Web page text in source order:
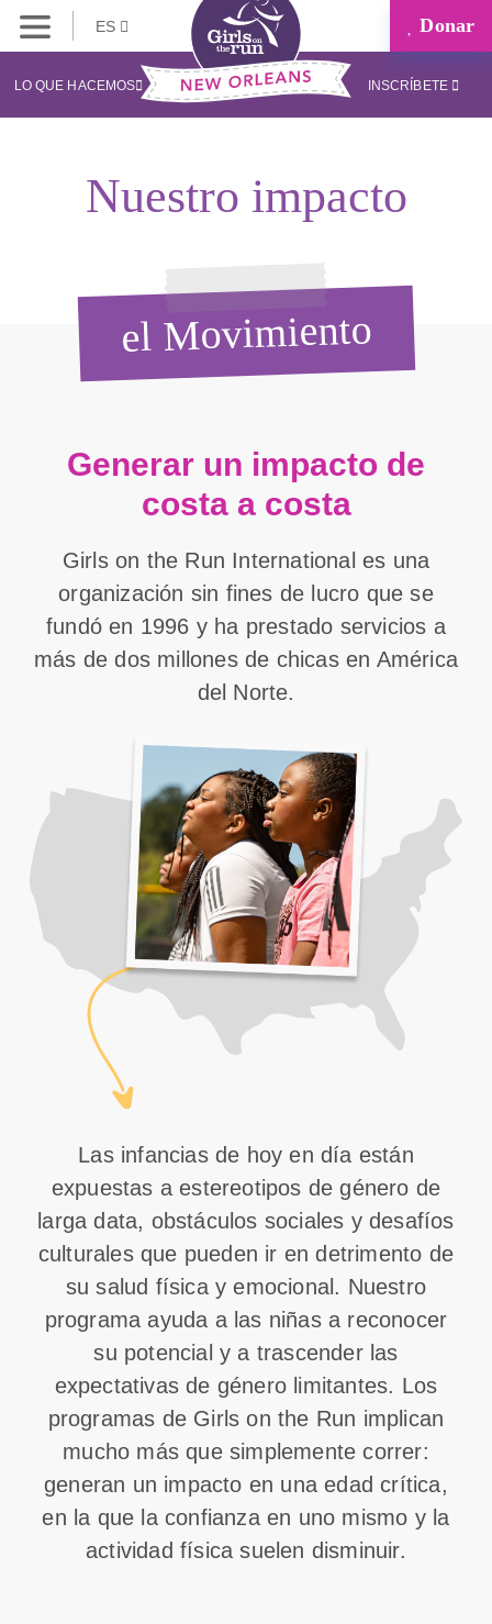
ES Donar
LO QUE HACEMOS INSCRÍBETE
Nuestro impacto
el Movimiento
Generar un impacto de
costa a costa
Girls on the Run International es una
organización sin fines de lucro que se
fundó en 1996 y ha prestado servicios a
más de dos millones de chicas en América
del Norte.
Las infancias de hoy en día están
expuestas a estereotipos de género de
larga data, obstáculos sociales y desafíos
culturales que pueden ir en detrimento de
su salud física y emocional. Nuestro
programa ayuda a las niñas a reconocer
su potencial y a trascender las
expectativas de género limitantes. Los
programas de Girls on the Run implican
mucho más que simplemente correr:
generan un impacto en una edad crítica,
en la que la confianza en uno mismo y la
actividad física suelen disminuir.